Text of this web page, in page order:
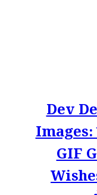
Dev
Images:
GIF